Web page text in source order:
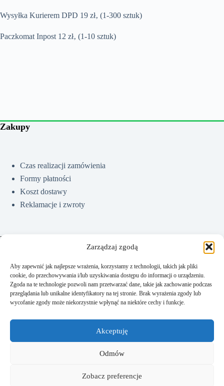
Zarządzaj zgodą
Aby zapewnić jak najlepsze wrażenia, korzystamy z technologii, takich jak pliki
cookie, do przechowywania i/lub uzyskiwania dostępu do informacji o urządzeniu.
Zgoda na te technologie pozwoli nam przetwarzać dane, takie jak zachowanie podczas
przeglądania lub unikalne identyfikatory na tej stronie. Brak wyrażenia zgody lub
wycofanie zgody może niekorzystnie wpłynąć na niektóre cechy i funkcje.
Akceptuję
Odmów
Zobacz preferencje
Wysyłka Kurierem DPD 19 zł‚ (1-300 sztuk)
Paczkomat Inpost 12 zł‚ (1-10 sztuk)
Zakupy
Czas realizacji zamówienia
Formy płatności
Koszt dostawy
Reklamacje i zwroty
Pomoc
Jak kupować?
Częste pytania
Polityka prywatności
Regulamin sklepu